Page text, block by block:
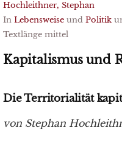
Hochleithner, Stephan
In Lebensweise und Politik
Textlänge mittel
Kapitalismus und
Die Territorialität
von Stephan